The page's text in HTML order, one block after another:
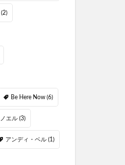
(2)
Be Here Now(6)
ノエル (3)
アンディ・ベル (1)